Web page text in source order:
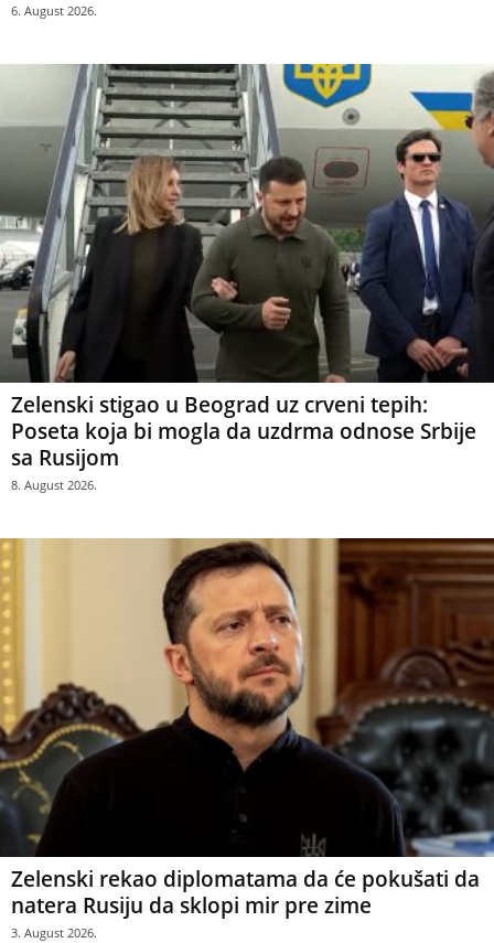
6. August 2026.
Zelenski stigao u Beograd uz crveni tepih:
Poseta koja bi mogla da uzdrma odnose Srbije
sa Rusijom
8. August 2026.
Zelenski rekao diplomatama da će pokušati da
natera Rusiju da sklopi mir pre zime
3. August 2026.